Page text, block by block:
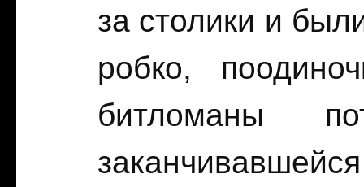
за столики и
робко,
битломаны